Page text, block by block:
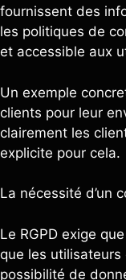
fournissent des
les politiques de
et accessible aux
Un exemple
clients pour leur
clairement les
explicite pour cela.
La nécessité d’un
Le RGPD exige
que les utilisateurs
possibilité de